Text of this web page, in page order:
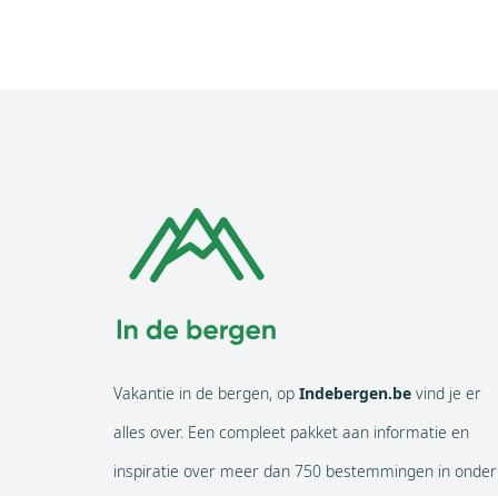
Vakantie in de bergen, op Indebergen.be vind je er
alles over. Een compleet pakket aan informatie en
inspiratie over meer dan 750 bestemmingen in onder